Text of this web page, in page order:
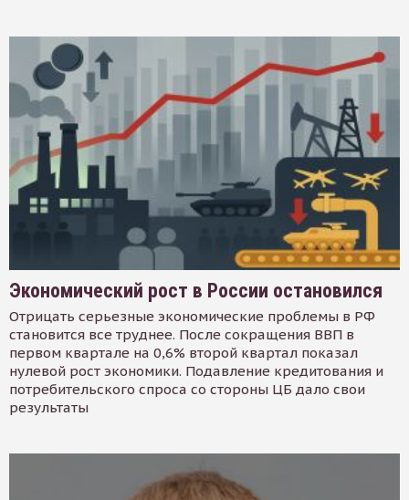
Экономический рост в России остановился
Отрицать серьезные экономические проблемы в РФ
становится все труднее. После сокращения ВВП в
первом квартале на 0,6% второй квартал показал
нулевой рост экономики. Подавление кредитования и
потребительского спроса со стороны ЦБ дало свои
результаты